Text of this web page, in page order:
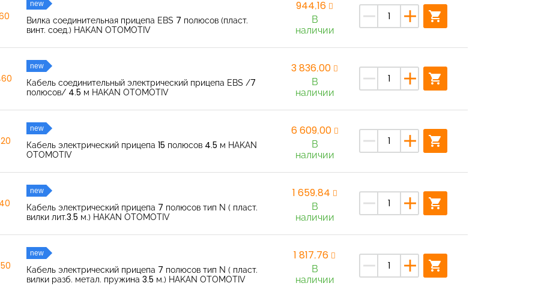
new
Вилка соединительная прицепа EBS 7 полюсов (пласт.
винт. соед.) HAKAN OTOMOTIV
944,16
В
наличии
remove add shopping_cart
new
Кабель соединительный электрический прицепа EBS /7
полюсов/ 4.5 м HAKAN OTOMOTIV
3 836,00
В
наличии
remove add shopping_cart
new
Кабель электрический прицепа 15 полюсов 4.5 м HAKAN
OTOMOTIV
6 609,00
В
наличии
remove add shopping_cart
new
Кабель электрический прицепа 7 полюсов тип N ( пласт.
вилки лит.3.5 м.) HAKAN OTOMOTIV
1 659,84
В
наличии
remove add shopping_cart
new
Кабель электрический прицепа 7 полюсов тип N ( пласт.
вилки разб. метал. пружина 3.5 м.) HAKAN OTOMOTIV
1 817,76
В
наличии
remove add shopping_cart